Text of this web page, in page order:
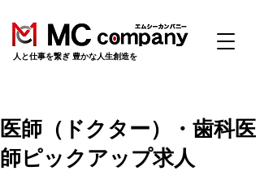
​人と仕事を繋ぎ 豊かな人生創造を
医師（ドクター）・歯科医
師ピックアップ求人